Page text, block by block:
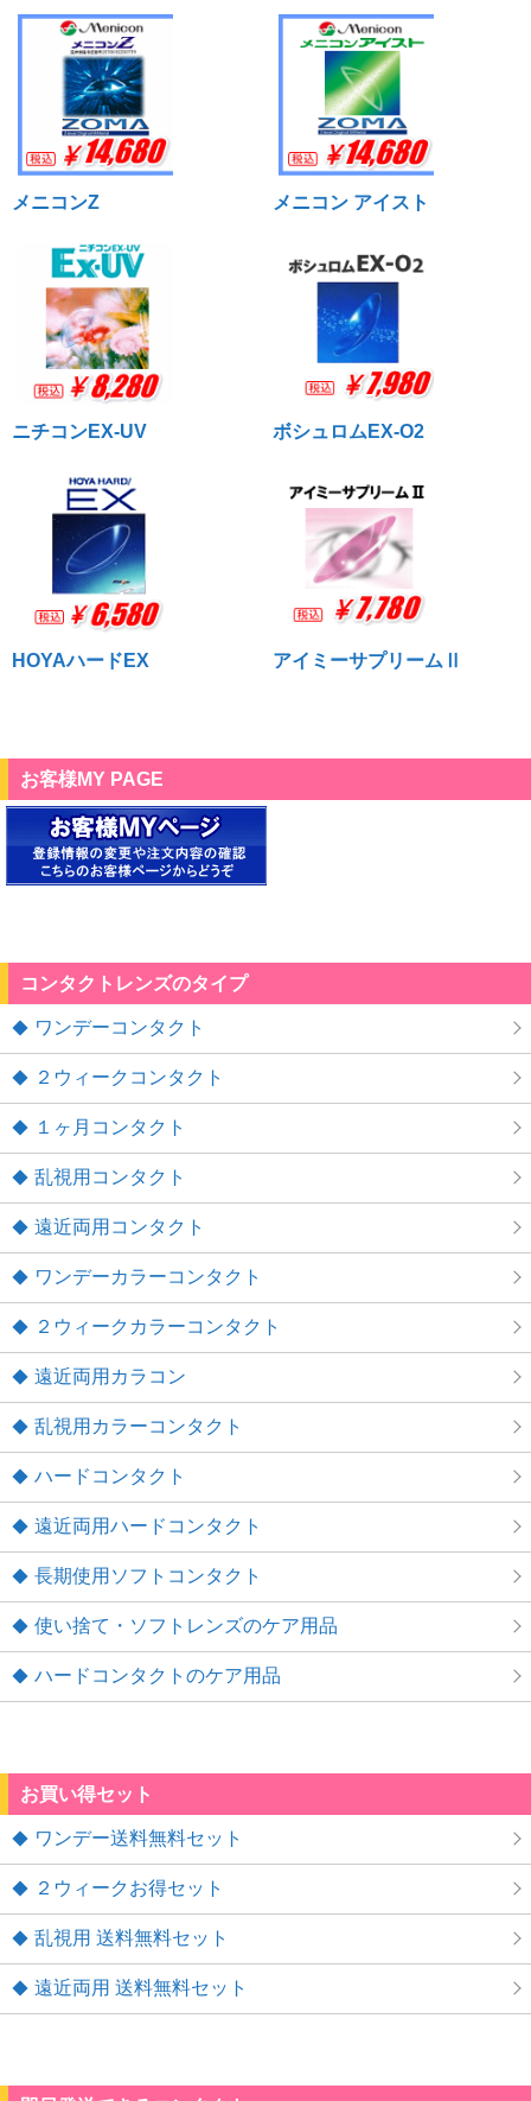
メニコンZ メニコン アイスト
ニチコンEX-UV ボシュロムEX-O2
HOYAハードEX アイミーサプリームⅡ
お客様MY PAGE
コンタクトレンズのタイプ
ワンデーコンタクト
２ウィークコンタクト
１ヶ月コンタクト
乱視用コンタクト
遠近両用コンタクト
ワンデーカラーコンタクト
２ウィークカラーコンタクト
遠近両用カラコン
乱視用カラーコンタクト
ハードコンタクト
遠近両用ハードコンタクト
長期使用ソフトコンタクト
使い捨て・ソフトレンズのケア用品
ハードコンタクトのケア用品
お買い得セット
ワンデー送料無料セット
２ウィークお得セット
乱視用 送料無料セット
遠近両用 送料無料セット